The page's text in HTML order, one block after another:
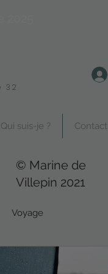
32
Qui suis-je ? Contact
© Marine de
Villepin 2021
Voyage